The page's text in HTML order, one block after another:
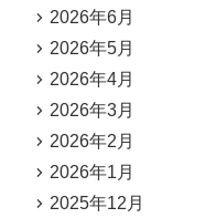
2026年6月
2026年5月
2026年4月
2026年3月
2026年2月
2026年1月
2025年12月